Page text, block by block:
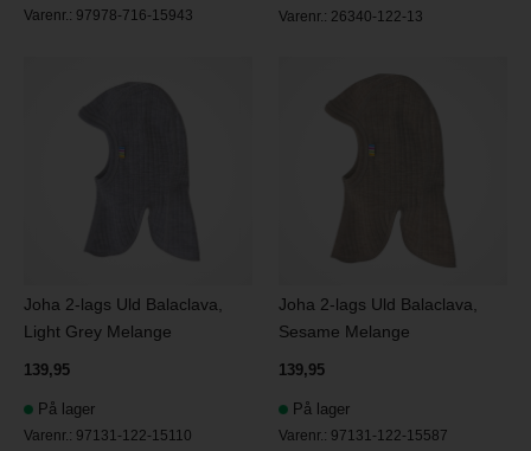
Varenr.: 97978-716-15943 Varenr.: 26340-122-13
Joha 2-lags Uld Balaclava,
Light Grey Melange
139,95
På lager
Varenr.: 97131-122-15110
Joha 2-lags Uld Balaclava,
Sesame Melange
139,95
På lager
Varenr.: 97131-122-15587